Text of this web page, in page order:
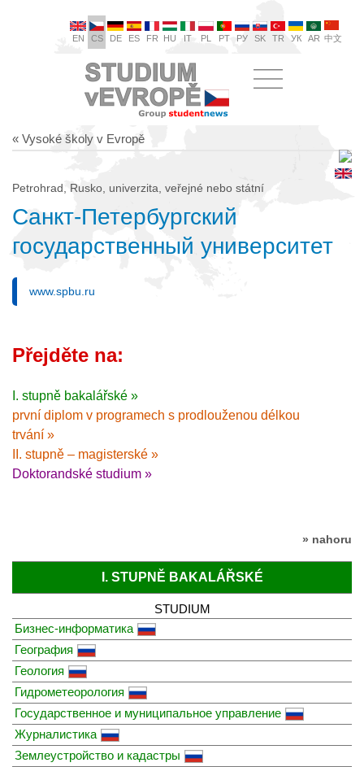
EN CS DE ES FR HU IT PL PT РУ SK TR УК AR 中文
« Vysoké školy v Evropě
Petrohrad, Rusko, univerzita, veřejné nebo státní
Санкт-Петербургский
государственный университет
www.spbu.ru
Přejděte na:
I. stupně bakalářské »
první diplom v programech s prodlouženou délkou
trvání »
II. stupně – magisterské »
Doktorandské studium »
» nahoru
I. STUPNĚ BAKALÁŘSKÉ
STUDIUM
Бизнес-информатика
География
Геология
Гидрометеорология
Государственное и муниципальное управление
Журналистика
Землеустройство и кадастры